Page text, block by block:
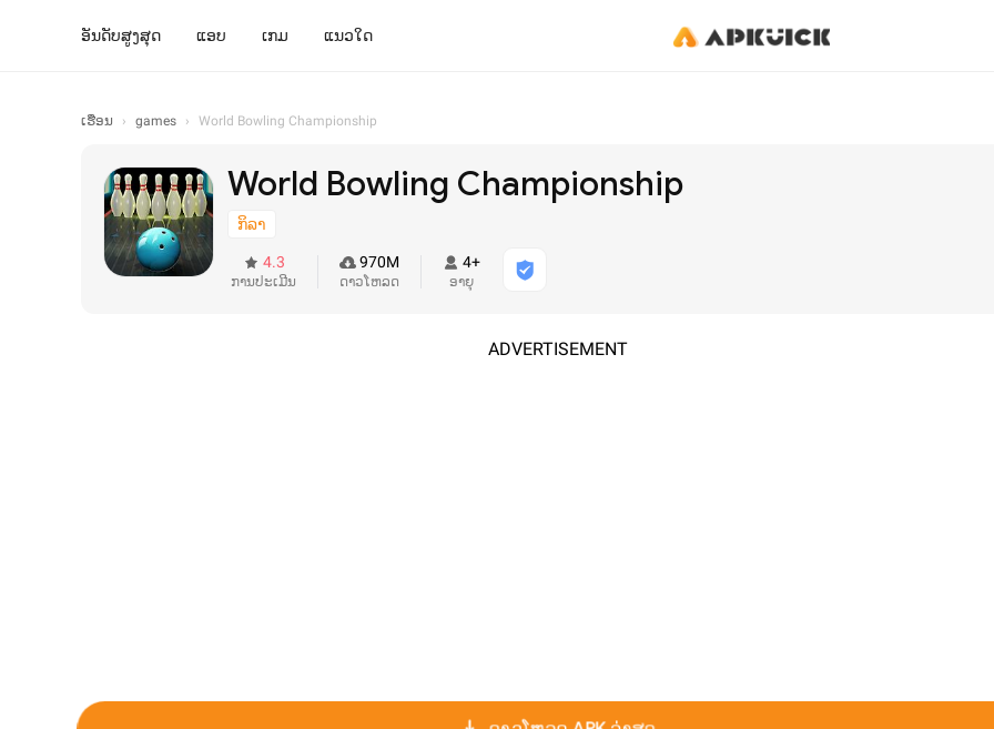
ອັນດັບສູງສຸດ ແອບ ເກມ ແນວໃດ
ເຮືອນ › games › World Bowling Championship
World Bowling Championship
ກິລາ
4.3
ການປະເມີນ
970M
ດາວໂຫລດ
4+
ອາຍຸ
ADVERTISEMENT